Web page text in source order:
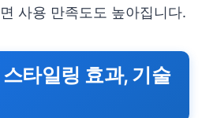
사용 만족도도 높아집니다.
타일링 효과, 기술